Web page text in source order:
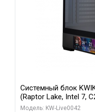
Системный блок
(Raptor Lake, Intel 7,
модуля)/ Gigabyte
Модель: KW-Live0042